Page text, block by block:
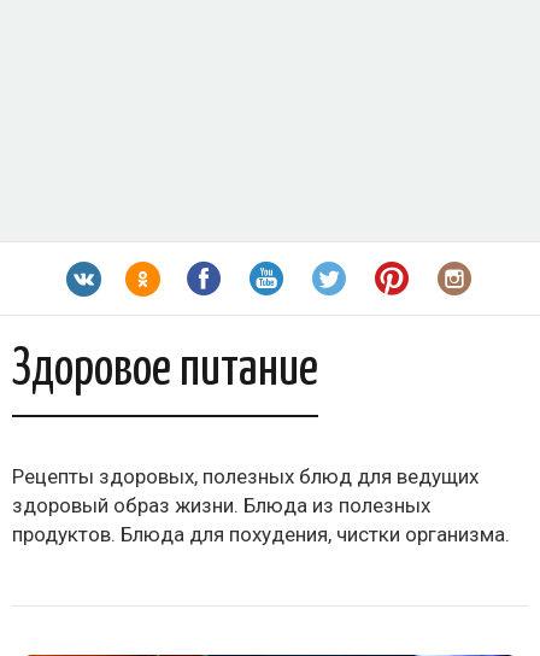
Здоровое питание
Рецепты здоровых, полезных блюд для ведущих
здоровый образ жизни. Блюда из полезных
продуктов. Блюда для похудения, чистки организма.